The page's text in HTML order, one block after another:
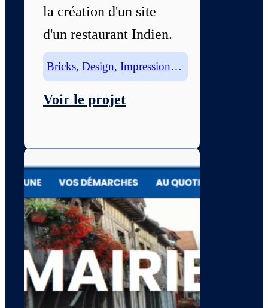
la création d'un site
d'un restaurant Indien.
Bricks, Design, Impression,Maquette
Voir le projet